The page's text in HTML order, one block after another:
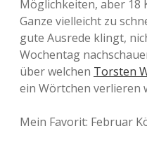
Möglichkeiten, aber 18
Ganze vielleicht zu
gute Ausrede klingt,
Wochentag
über welchen Torsten
ein Wörtchen verlieren
Mein Favorit: Februar